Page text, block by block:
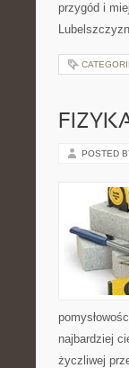
przygód i
POSTED
najbardziej
życzliwej